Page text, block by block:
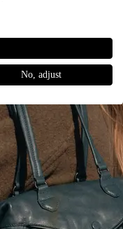
No, adjust